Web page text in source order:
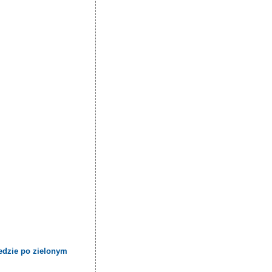
po zielonym